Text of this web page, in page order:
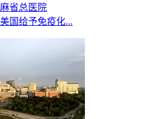
省总医院
国给予免疫化...